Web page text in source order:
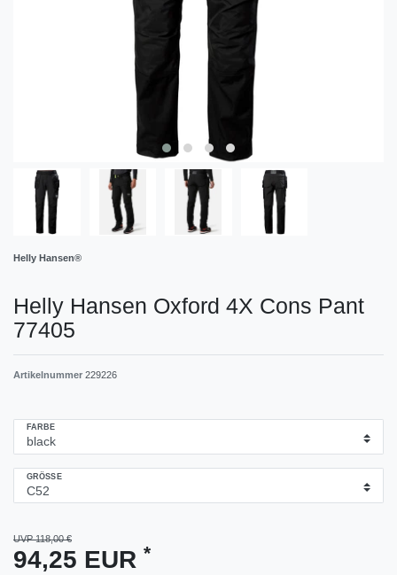
Helly Hansen®
Helly Hansen Oxford 4X Cons Pant
77405
Artikelnummer 229226
FARBE
GRÖSSE
UVP 118,00 €
94,25 EUR *